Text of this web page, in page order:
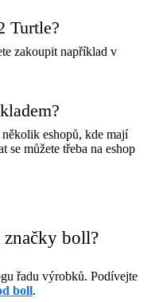
Turtle?
zakoupit například v
eshopů, kde mají
se můžete třeba na eshop
boll?
řadu výrobků. Podívejte
boll.